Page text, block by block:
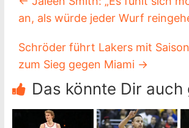
an, als würde jeder Wurf
Schröder führt Lakers mit
zum Sieg gegen Miami →
Das könnte Dir auch